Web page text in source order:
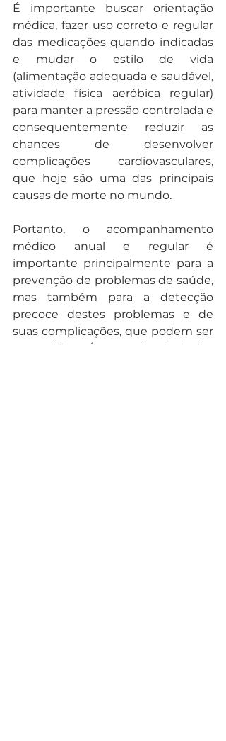
É importante buscar orientação
médica, fazer uso correto e regular
das medicações quando indicadas
e mudar o estilo de vida
(alimentação adequada e saudável,
atividade física aeróbica regular)
para manter a pressão controlada e
consequentemente reduzir as
chances de desenvolver
complicações cardiovasculares,
que hoje são uma das principais
causas de morte no mundo.
Portanto, o acompanhamento
médico anual e regular é
importante principalmente para a
prevenção de problemas de saúde,
mas também para a detecção
precoce destes problemas e de
suas complicações, que podem ser
prevenidas e/ou curadas, inclusive